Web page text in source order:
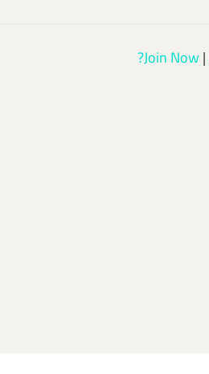
Join Now|